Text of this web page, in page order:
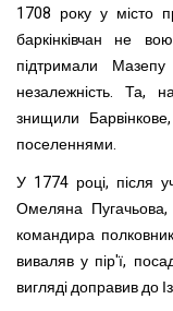
1708 року у місто
баркінківчан не
підтримали
незалежність. Та,
знищили
поселеннями.
У 1774 році, після
Омеляна Пугачьова,
командира
виваляв у пір'ї,
вигляді доправив до